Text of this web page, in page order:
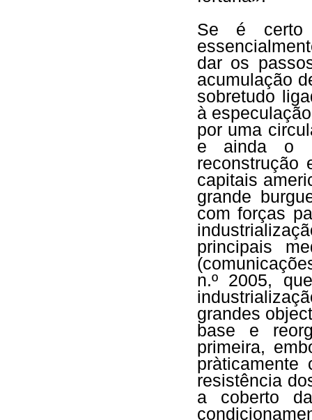
Se é certo
dar os
acumulação
sobretudo
à
por uma
e ainda o
reconstrução
capitais
grande
com forças
principais
n.º 2005,
grandes
base e
primeira,
pràticamente
resistência
a coberto